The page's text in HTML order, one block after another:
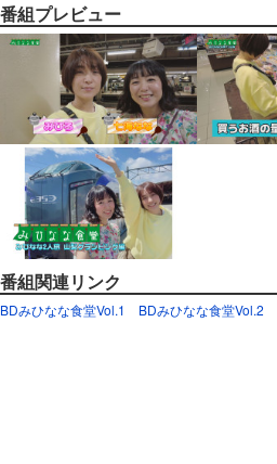
番組プレビュー
番組関連リンク
BDみひなな食堂Vol.1 BDみひなな食堂Vol.2